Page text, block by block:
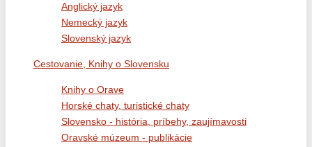
Anglický jazyk
Nemecký jazyk
Slovenský jazyk
Cestovanie, Knihy o Slovensku
Knihy o Orave
Horské chaty, turistické chaty
Slovensko - história, príbehy, zaujímavosti
Oravské múzeum - publikácie